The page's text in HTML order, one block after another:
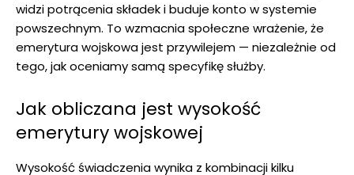
widzi potrącenia składek i buduje konto w systemie
powszechnym. To wzmacnia społeczne wrażenie, że
emerytura wojskowa jest przywilejem — niezależnie od
tego, jak oceniamy samą specyfikę służby.
Jak obliczana jest wysokość
emerytury wojskowej
Wysokość świadczenia wynika z kombinacji kilku